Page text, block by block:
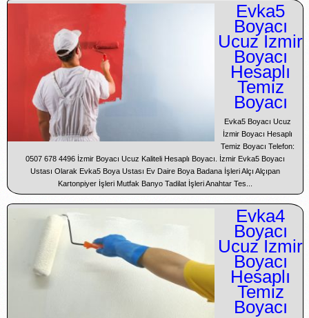
Evka5
Boyacı
Ucuz İzmir
Boyacı
Hesaplı
Temiz
Boyacı
Evka5 Boyacı Ucuz
İzmir Boyacı Hesaplı
Temiz Boyacı Telefon:
0507 678 4496 İzmir Boyacı Ucuz Kaliteli Hesaplı Boyacı. İzmir Evka5 Boyacı
Ustası Olarak Evka5 Boya Ustası Ev Daire Boya Badana İşleri Alçı Alçıpan
Kartonpiyer İşleri Mutfak Banyo Tadilat İşleri Anahtar Tes...
Evka4
Boyacı
Ucuz İzmir
Boyacı
Hesaplı
Temiz
Boyacı